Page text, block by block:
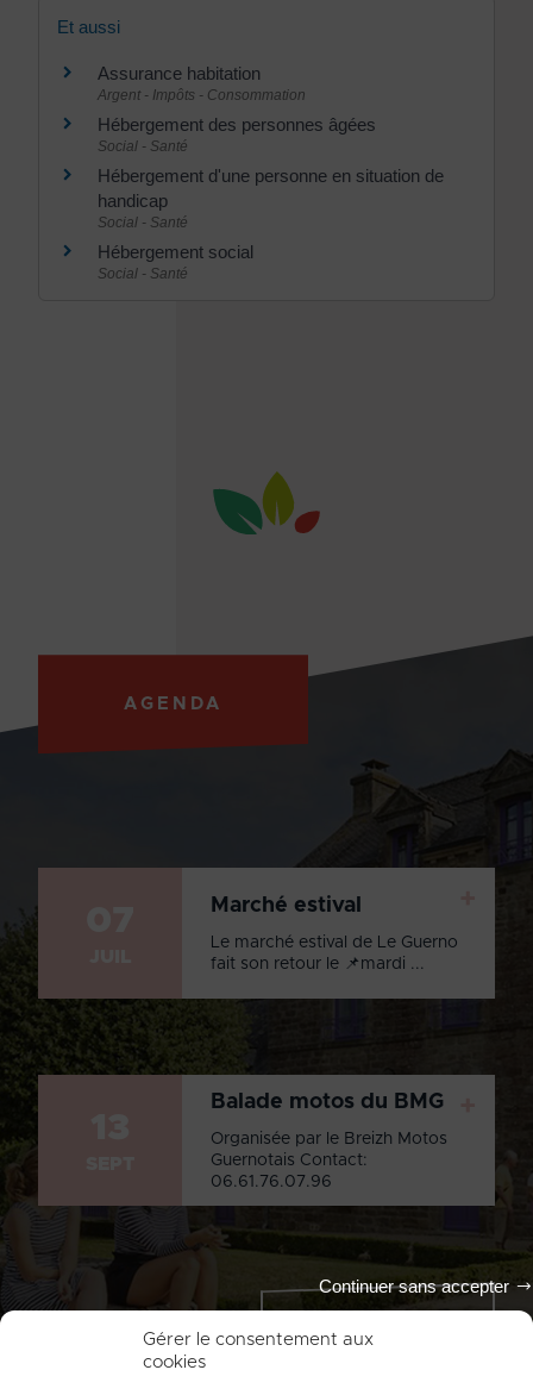
Gérer le consentement aux
cookies
Continuer sans accepter
Et aussi
Assurance habitation
Argent - Impôts - Consommation
Hébergement des personnes âgées
Social - Santé
Hébergement d'une personne en situation de
handicap
Social - Santé
Hébergement social
Social - Santé
AGENDA
Marché estival
Le marché estival de Le Guerno
fait son retour le 📌mardi ...
Balade motos du BMG
Organisée par le Breizh Motos
Guernotais Contact:
06.61.76.07.96